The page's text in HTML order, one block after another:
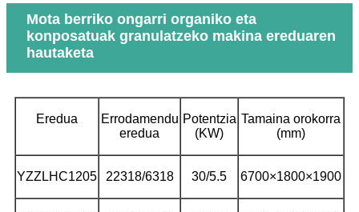
Mota berriko ongarri organiko eta
konposatuak granulatzeko makina ereduaren
hautaketa
Eredua
Errodamendu
eredua
Potentzia
(KW)
Tamaina orokorra
(mm)
YZZLHC1205 22318/6318 30/5.5 6700×1800×1900